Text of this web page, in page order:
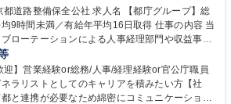
手当あり 食事補助あり
公社 求人名 【都庁グループ】総
未満／有給年平均16日取得 仕事の内容 当
ローテーションによる人事経理部門や収益事業
幅広い部署での業務をお任せいたします。研修
おります！ ※下記業務詳細 【業務詳細】■
理など当公社の運営に係る管理業務 ■収益部
理運営、新宿駅西口広場の「イベントコーナ
迎】営業経験or総務/人事/経理経験or官公庁職員
ラリストとしてのキャリアを積みたい方【社
と連携が必要なため綿密にコミュニケーション